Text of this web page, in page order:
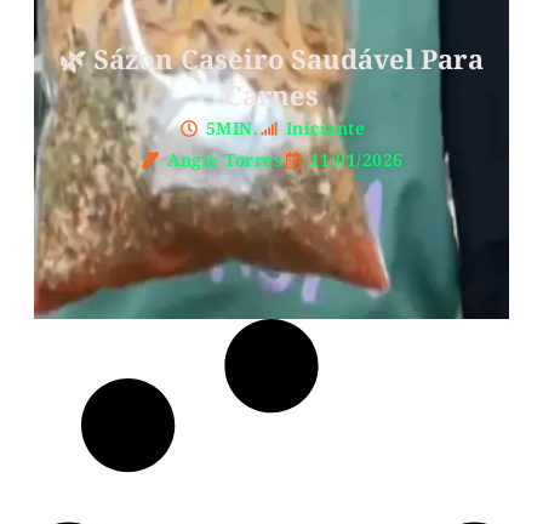
🌿 Sázon Caseiro Saudável Para
Carnes
5MIN.
Iniciante
Angie Torres
11/01/2026